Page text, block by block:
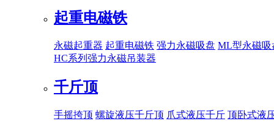
起重电磁铁
永磁起重器 起重电磁铁 强力永磁吸盘 ML型永磁吸
HC系列强力永磁吊装器
千斤顶
手摇挎顶 螺旋液压千斤顶 爪式液压千斤 顶卧式液